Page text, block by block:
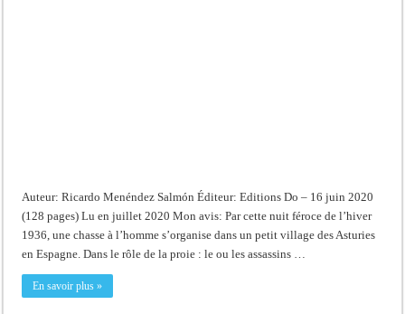
Auteur: Ricardo Menéndez Salmón Éditeur: Editions Do – 16 juin 2020
(128 pages) Lu en juillet 2020 Mon avis: Par cette nuit féroce de l’hiver
1936, une chasse à l’homme s’organise dans un petit village des Asturies
en Espagne. Dans le rôle de la proie : le ou les assassins …
En savoir plus »